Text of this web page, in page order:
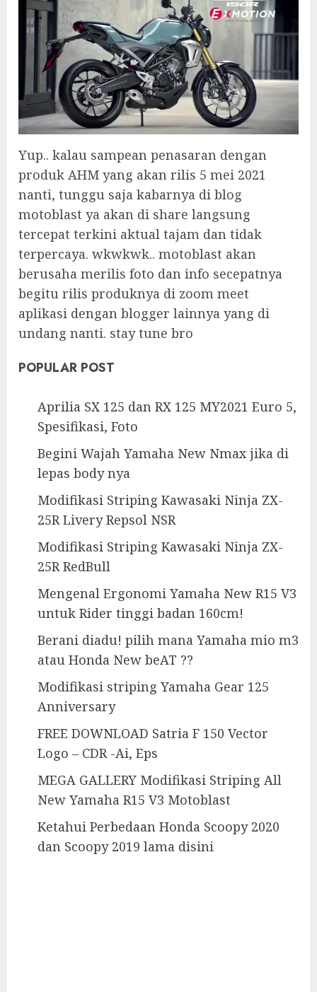
Yup.. kalau sampean penasaran dengan
produk AHM yang akan rilis 5 mei 2021
nanti, tunggu saja kabarnya di blog
motoblast ya akan di share langsung
tercepat terkini aktual tajam dan tidak
terpercaya. wkwkwk.. motoblast akan
berusaha merilis foto dan info secepatnya
begitu rilis produknya di zoom meet
aplikasi dengan blogger lainnya yang di
undang nanti. stay tune bro
POPULAR POST
Aprilia SX 125 dan RX 125 MY2021 Euro 5,
Spesifikasi, Foto
Begini Wajah Yamaha New Nmax jika di
lepas body nya
Modifikasi Striping Kawasaki Ninja ZX-
25R Livery Repsol NSR
Modifikasi Striping Kawasaki Ninja ZX-
25R RedBull
Mengenal Ergonomi Yamaha New R15 V3
untuk Rider tinggi badan 160cm!
Berani diadu! pilih mana Yamaha mio m3
atau Honda New beAT ??
Modifikasi striping Yamaha Gear 125
Anniversary
FREE DOWNLOAD Satria F 150 Vector
Logo – CDR -Ai, Eps
MEGA GALLERY Modifikasi Striping All
New Yamaha R15 V3 Motoblast
Ketahui Perbedaan Honda Scoopy 2020
dan Scoopy 2019 lama disini